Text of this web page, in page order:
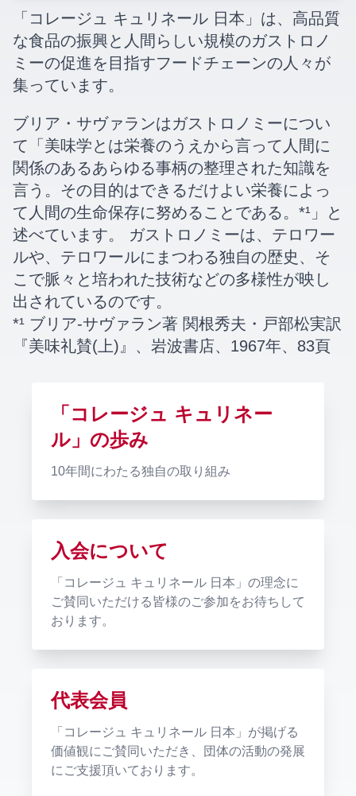
「コレージュ キュリネール 日本」は、高品質
な食品の振興と人間らしい規模のガストロノ
ミーの促進を目指すフードチェーンの人々が
集っています。
ブリア・サヴァランはガストロノミーについ
て「美味学とは栄養のうえから言って人間に
関係のあるあらゆる事柄の整理された知識を
言う。その目的はできるだけよい栄養によっ
て人間の生命保存に努めることである。*¹」と
述べています。 ガストロノミーは、テロワー
ルや、テロワールにまつわる独自の歴史、そ
こで脈々と培われた技術などの多様性が映し
出されているのです。
*¹ ブリア-サヴァラン著 関根秀夫・戸部松実訳
『美味礼賛(上)』、岩波書店、1967年、83頁
「コレージュ キュリネー
ル」の歩み
10年間にわたる独自の取り組み
入会について
「コレージュ キュリネール 日本」の理念に
ご賛同いただける皆様のご参加をお待ちして
おります。
代表会員
「コレージュ キュリネール 日本」が掲げる
価値観にご賛同いただき、団体の活動の発展
にご支援頂いております。